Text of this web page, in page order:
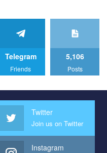
help us implement our plan
the video.
команды "Гей-альянс
организации.
помочь нам реализовать
на почве
Telegram
Friends
5,106
Posts
Twitter
Join us on Twitter
Instagram